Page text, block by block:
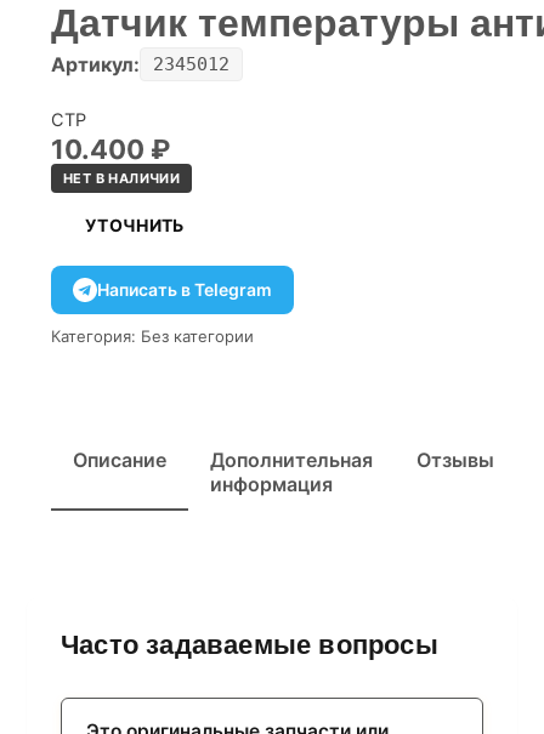
Датчик температуры
Артикул: 2345012
CTP
10.400 ₽
НЕТ В НАЛИЧИИ
УТОЧНИТЬ
Написать в Telegram
Категория: Без категории
Описание
Дополнительная
информация
Отзывы
Часто задаваемые вопросы